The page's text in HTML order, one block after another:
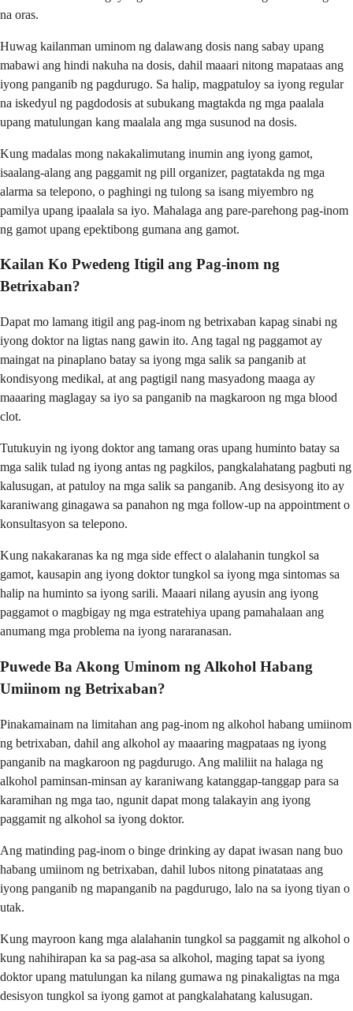
na oras.
Huwag kailanman uminom ng dalawang dosis nang sabay upang
mabawi ang hindi nakuha na dosis, dahil maaari nitong mapataas ang
iyong panganib ng pagdurugo. Sa halip, magpatuloy sa iyong regular
na iskedyul ng pagdodosis at subukang magtakda ng mga paalala
upang matulungan kang maalala ang mga susunod na dosis.
Kung madalas mong nakakalimutang inumin ang iyong gamot,
isaalang-alang ang paggamit ng pill organizer, pagtatakda ng mga
alarma sa telepono, o paghingi ng tulong sa isang miyembro ng
pamilya upang ipaalala sa iyo. Mahalaga ang pare-parehong pag-inom
ng gamot upang epektibong gumana ang gamot.
Kailan Ko Pwedeng Itigil ang Pag-inom ng
Betrixaban?
Dapat mo lamang itigil ang pag-inom ng betrixaban kapag sinabi ng
iyong doktor na ligtas nang gawin ito. Ang tagal ng paggamot ay
maingat na pinaplano batay sa iyong mga salik sa panganib at
kondisyong medikal, at ang pagtigil nang masyadong maaga ay
maaaring maglagay sa iyo sa panganib na magkaroon ng mga blood
clot.
Tutukuyin ng iyong doktor ang tamang oras upang huminto batay sa
mga salik tulad ng iyong antas ng pagkilos, pangkalahatang pagbuti ng
kalusugan, at patuloy na mga salik sa panganib. Ang desisyong ito ay
karaniwang ginagawa sa panahon ng mga follow-up na appointment o
konsultasyon sa telepono.
Kung nakakaranas ka ng mga side effect o alalahanin tungkol sa
gamot, kausapin ang iyong doktor tungkol sa iyong mga sintomas sa
halip na huminto sa iyong sarili. Maaari nilang ayusin ang iyong
paggamot o magbigay ng mga estratehiya upang pamahalaan ang
anumang mga problema na iyong nararanasan.
Puwede Ba Akong Uminom ng Alkohol Habang
Umiinom ng Betrixaban?
Pinakamainam na limitahan ang pag-inom ng alkohol habang umiinom
ng betrixaban, dahil ang alkohol ay maaaring magpataas ng iyong
panganib na magkaroon ng pagdurugo. Ang maliliit na halaga ng
alkohol paminsan-minsan ay karaniwang katanggap-tanggap para sa
karamihan ng mga tao, ngunit dapat mong talakayin ang iyong
paggamit ng alkohol sa iyong doktor.
Ang matinding pag-inom o binge drinking ay dapat iwasan nang buo
habang umiinom ng betrixaban, dahil lubos nitong pinatataas ang
iyong panganib ng mapanganib na pagdurugo, lalo na sa iyong tiyan o
utak.
Kung mayroon kang mga alalahanin tungkol sa paggamit ng alkohol o
kung nahihirapan ka sa pag-asa sa alkohol, maging tapat sa iyong
doktor upang matulungan ka nilang gumawa ng pinakaligtas na mga
desisyon tungkol sa iyong gamot at pangkalahatang kalusugan.